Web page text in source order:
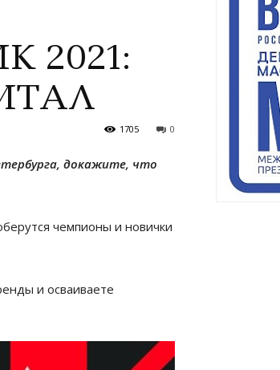
2021:
0
1705
докажите, что
чемпионы и новички
и осваиваете